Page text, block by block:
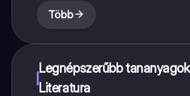
Több
Legnépszerűbb
Literatura